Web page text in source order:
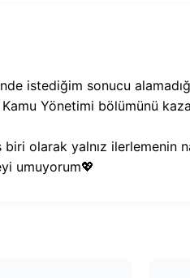
istediğim sonucu
Yönetimi bölümünü
biri olarak yalnız
umuyorum💖